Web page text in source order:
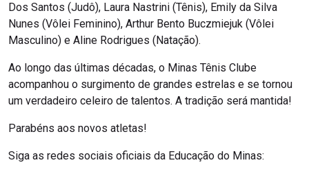
Dos Santos (Judô), Laura Nastrini (Tênis), Emily da Silva
Nunes (Vôlei Feminino), Arthur Bento Buczmiejuk (Vôlei
Masculino) e Aline Rodrigues (Natação).
Ao longo das últimas décadas, o Minas Tênis Clube
acompanhou o surgimento de grandes estrelas e se tornou
um verdadeiro celeiro de talentos. A tradição será mantida!
Parabéns aos novos atletas!
Siga as redes sociais oficiais da Educação do Minas: